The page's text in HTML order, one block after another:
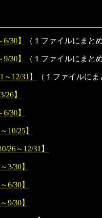
30】 （１ファイルにまと
30】 （１ファイルにまと
12/31】 （１ファイルに
26】
30】
10/25】
26～12/31】
3/30】
6/30】
9/30】